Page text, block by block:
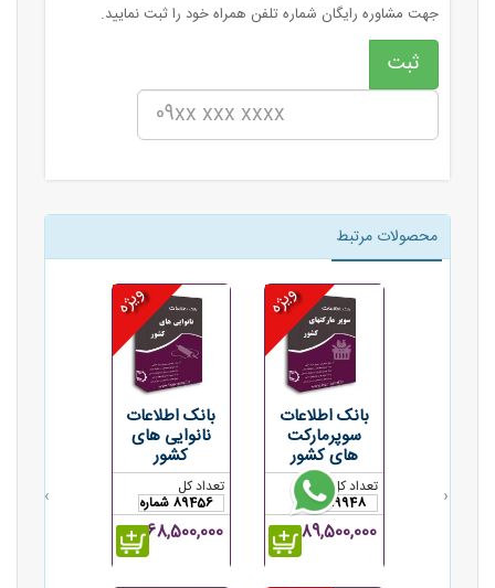
جهت مشاوره رایگان شماره تلفن همراه خود را ثبت نمایید.
محصولات مرتبط
ویژه
بانک اطلاعات
سوپرمارکت
های کشور
تعداد کل
689948
189,500,000ریال
ویژه
بانک اطلاعات
نانوایی های
کشور
تعداد کل
89456 شماره
68,500,000ریال
‹
›